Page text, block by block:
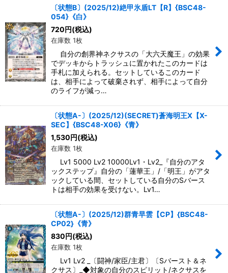
〔状態B〕(2025/12)絶甲氷盾LT【R】{BSC48-
054}《白》
720 円(税込)
在庫数 1枚
自分の創界神ネクサスの「大六天魔王」の効果
でデッキからトラッシュに置かれたこのカードは
手札に加えられる。セットしているこのカード
は、相手によって破棄されず、相手によって自分
のライフが減っ…
〔状態A-〕(2025/12)(SECRET)蒼海明王X【X-
SEC】{BSC48-X06}《青》
1,530 円(税込)
在庫数 1枚
Lv1 5000 Lv2 10000Lv1・Lv2_『自分のアタ
ックステップ』自分の「蓮華王」/「明王」がアタ
ックしている間、セットしている自分のSバース
トは相手の効果を受けない。Lv1…
〔状態A-〕(2025/12)群青早雲【CP】{BSC48-
CP02}《青》
830 円(税込)
在庫数 1枚
Lv1 Lv2 _〔闘神/家臣/主君〕〔Sバースト＆ネ
クサス〕_◆対象の自分のスピリット/ネクサスを